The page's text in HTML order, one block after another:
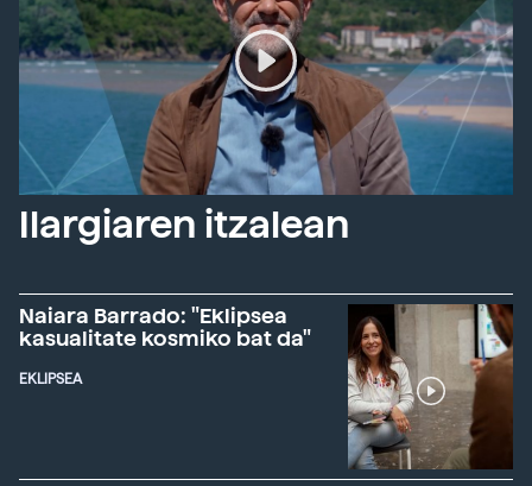
Ilargiaren itzalean
Naiara Barrado: "Eklipsea
kasualitate kosmiko bat da"
EKLIPSEA